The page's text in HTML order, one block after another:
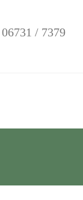
06731 / 7379